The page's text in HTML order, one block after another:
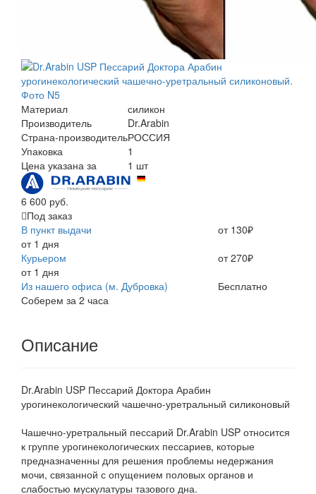
Материал
силикон
Производитель
Dr.Arabin
Страна-производительРОССИЯ
Упаковка
1
Цена указана за
1 шт
6 600 руб.
Под заказ
В пункт выдачи
от 1 дня
от 130₽
Курьером
от 1 дня
от 270₽
Из нашего офиса (м. Дубровка)
Соберем за 2 часа
Бесплатно
Описание
Dr.Arabin USP Пессарий Доктора Арабин
урогинекологический чашечно-уретральный силиконовый
Чашечно-уретральный пессарий Dr.Arabin USP относится
к группе урогинекологических пессариев, которые
предназначенны для решения проблемы недержания
мочи, связанной с опущением половых органов и
слабостью мускулатуры тазового дна.